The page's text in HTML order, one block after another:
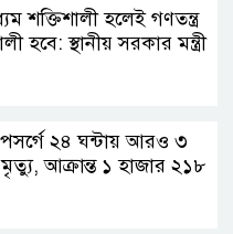
শক্তিশালী হলেই গণতন্ত্র
হবে: স্থানীয় সরকার মন্ত্রী
২৪ ঘন্টায় আরও ৩
আক্রান্ত ১ হাজার ২১৮